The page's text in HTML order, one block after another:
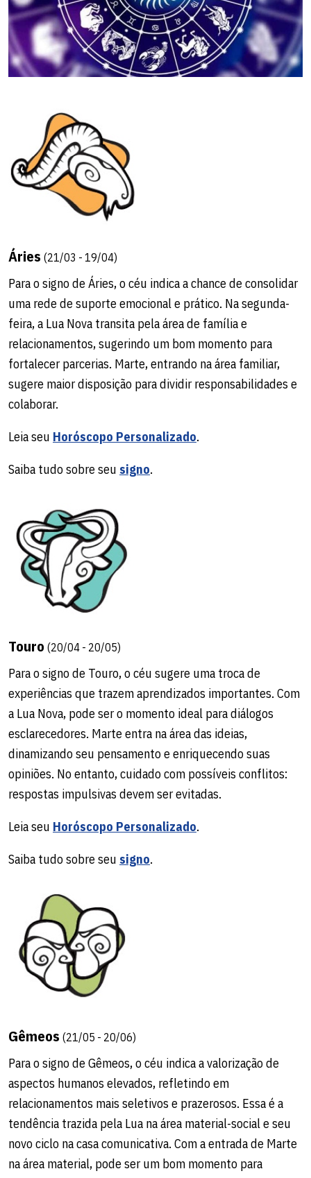
Áries (21/03 - 19/04)
Para o signo de Áries, o céu indica a chance de consolidar
uma rede de suporte emocional e prático. Na segunda-
feira, a Lua Nova transita pela área de família e
relacionamentos, sugerindo um bom momento para
fortalecer parcerias. Marte, entrando na área familiar,
sugere maior disposição para dividir responsabilidades e
colaborar.
Leia seu Horóscopo Personalizado.
Saiba tudo sobre seu signo.
Touro (20/04 - 20/05)
Para o signo de Touro, o céu sugere uma troca de
experiências que trazem aprendizados importantes. Com
a Lua Nova, pode ser o momento ideal para diálogos
esclarecedores. Marte entra na área das ideias,
dinamizando seu pensamento e enriquecendo suas
opiniões. No entanto, cuidado com possíveis conflitos:
respostas impulsivas devem ser evitadas.
Leia seu Horóscopo Personalizado.
Saiba tudo sobre seu signo.
Gêmeos (21/05 - 20/06)
Para o signo de Gêmeos, o céu indica a valorização de
aspectos humanos elevados, refletindo em
relacionamentos mais seletivos e prazerosos. Essa é a
tendência trazida pela Lua na área material-social e seu
novo ciclo na casa comunicativa. Com a entrada de Marte
na área material, pode ser um bom momento para